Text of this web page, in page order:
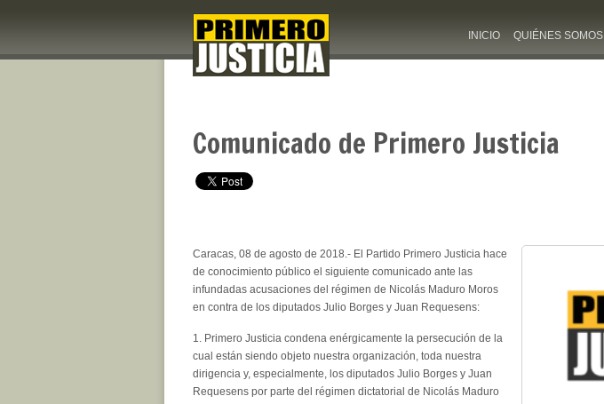
INICIO QUIÉNES SOMOS
Comunicado de Primero Justicia
Caracas, 08 de agosto de 2018.- El Partido Primero Justicia hace
de conocimiento público el siguiente comunicado ante las
infundadas acusaciones del régimen de Nicolás Maduro Moros
en contra de los diputados Julio Borges y Juan Requesens:
1. Primero Justicia condena enérgicamente la persecución de la
cual están siendo objeto nuestra organización, toda nuestra
dirigencia y, especialmente, los diputados Julio Borges y Juan
Requesens por parte del régimen dictatorial de Nicolás Maduro